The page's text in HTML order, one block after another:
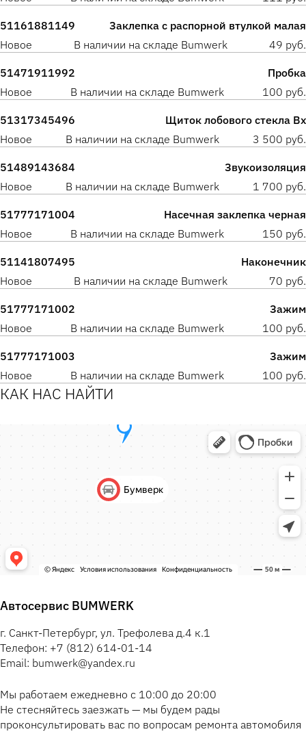
51161881149
Заклепка с распорной втулкой малая
Новое
В наличии на складе Bumwerk 49 руб.
51471911992
Пробка
Новое
В наличии на складе Bumwerk 100 руб.
51317345496
Щиток лобового стекла Вх
Новое
В наличии на складе Bumwerk 3 500 руб.
51489143684
Звукоизоляция
Новое
В наличии на складе Bumwerk 1 700 руб.
51777171004
Насечная заклепка черная
Новое
В наличии на складе Bumwerk 150 руб.
51141807495
Наконечник
Новое
В наличии на складе Bumwerk 70 руб.
51777171002
Зажим
Новое
В наличии на складе Bumwerk 100 руб.
51777171003
Зажим
Новое
В наличии на складе Bumwerk 100 руб.
КАК НАС НАЙТИ
Автосервис BUMWERK
г. Санкт-Петербург, ул. Трефолева д.4 к.1
Телефон: +7 (812) 614-01-14
Email: bumwerk@yandex.ru
Мы работаем ежедневно с 10:00 до 20:00
Не стесняйтесь заезжать — мы будем рады
проконсультировать вас по вопросам ремонта автомобиля